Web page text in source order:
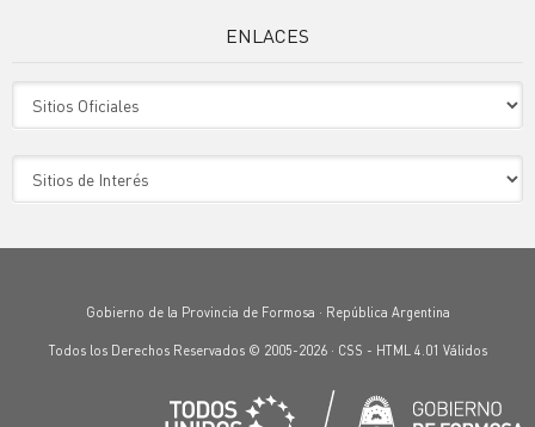
ENLACES
Gobierno de la Provincia de Formosa · República Argentina
Todos los Derechos Reservados © 2005-2026 · CSS - HTML 4.01 Válidos